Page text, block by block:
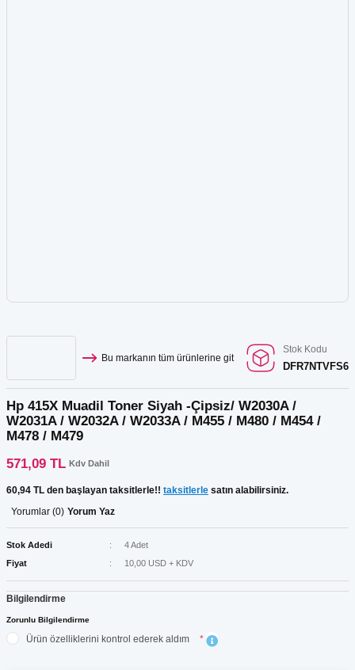
Bu markanın tüm ürünlerine git
Stok Kodu
DFR7NTVFS6
Hp 415X Muadil Toner Siyah -Çipsiz/ W2030A /
W2031A / W2032A / W2033A / M455 / M480 / M454 /
M478 / M479
571,09 TL Kdv Dahil
60,94 TL den başlayan taksitlerle!! taksitlerle satın alabilirsiniz.
Yorumlar (0) Yorum Yaz
Stok Adedi
4 Adet
Fiyat
10,00 USD + KDV
Bilgilendirme
Zorunlu Bilgilendirme
Ürün özelliklerini kontrol ederek aldım *